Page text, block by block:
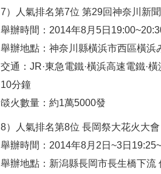
7）人氣排名第7位 第29回神奈川新
舉辦時間：2014年8月5日
舉辦地點：神奈川縣橫浜市西區橫浜
交通：JR·東急電鐵·橫浜高速電鐵·
10分鐘
燄火數量：約1萬5000發
8）人氣排名第8位 長岡祭大花火大會
舉辦時間：2014年8月2日~3日
舉辦地點：新潟縣長岡市長生橋下流